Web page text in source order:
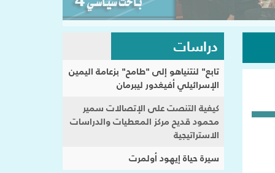
دراسات
تابع" لنتنياهو إلى "طامح" بزعامة اليمين
الإسرائيلي أفيغدور ليبرمان
كيفية التنصت على الإتصالات سمير
محمود قديح مركز المعطيات والدراسات
الاستراتيجية
سيرة حياة إيهود أولمرت